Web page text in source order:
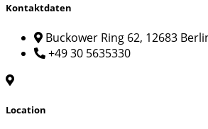
Kontaktdaten
Buckower Ring 62, 12683
+49 30 5635330
Location